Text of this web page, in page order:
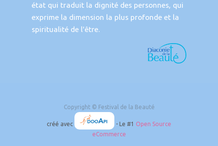
état qui traduit la dignité des personnes, qui
exprime la dimension la plus profonde et la
spiritualité de l'être.
Copyright © Festival de la Beauté
créé avec - Le #1 Open Source
eCommerce